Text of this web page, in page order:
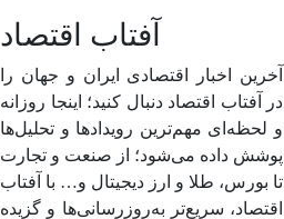
آفتاب اقتصاد
آخرین اخبار اقتصادی ایران و جهان را
در آفتاب اقتصاد دنبال کنید؛ اینجا روزانه
و لحظه‌ای مهم‌ترین رویدادها و تحلیل‌ها
پوشش داده می‌شود؛ از صنعت و تجارت
تا بورس، طلا و ارز دیجیتال و… با آفتاب
اقتصاد، سریع‌تر به‌روزرسانی‌ها و گزیده